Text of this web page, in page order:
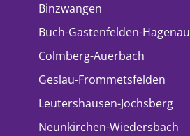
Binzwangen
Buch-Gastenfelden-Hagenau
Colmberg-Auerbach
Geslau-Frommetsfelden
Leutershausen-Jochsberg
Neunkirchen-Wiedersbach